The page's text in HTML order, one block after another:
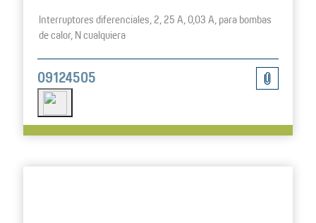
Interruptores diferenciales, 2, 25 A, 0,03 A, para bombas
de calor, N cualquiera
09124505